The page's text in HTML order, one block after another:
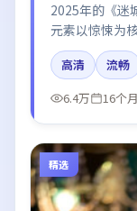
2025年的《迷
元素以惊悚为
宇、胡歌、王
白引发讨论。
高清
流畅
6.4万
16个
精选